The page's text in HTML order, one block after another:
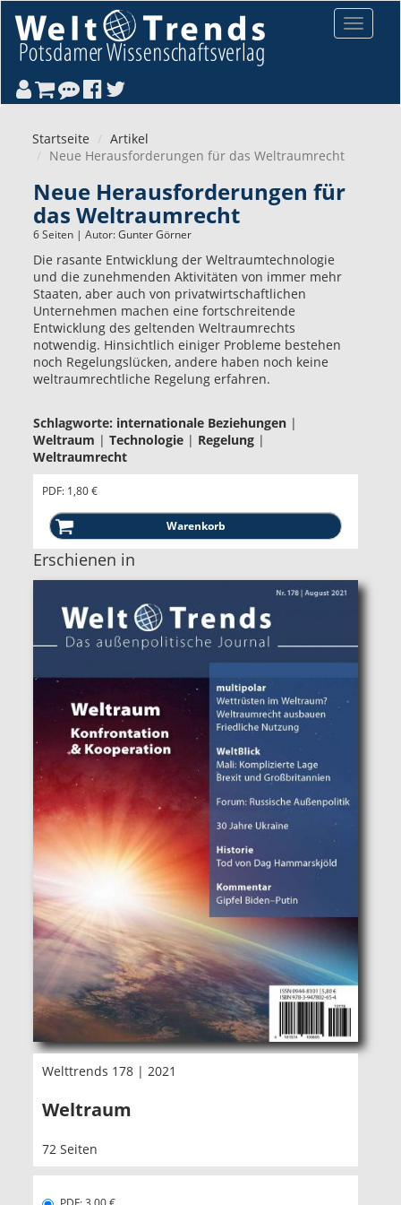
Toggle
Startseite
Artikel
Neue Herausforderungen für das Weltraumrecht
Neue Herausforderungen für
das Weltraumrecht
6 Seiten | Autor:Gunter Görner
Die rasante Entwicklung der Weltraumtechnologie
und die zunehmenden Aktivitäten von immer mehr
Staaten, aber auch von privatwirtschaftlichen
Unternehmen machen eine fortschreitende
Entwicklung des geltenden Weltraumrechts
notwendig. Hinsichtlich einiger Probleme bestehen
noch Regelungslücken, andere haben noch keine
weltraumrechtliche Regelung erfahren.
Schlagworte: internationale Beziehungen |
Weltraum | Technologie | Regelung |
Weltraumrecht
PDF: 1,80 €
Erschienen in
Welttrends 178 | 2021
Weltraum
72 Seiten